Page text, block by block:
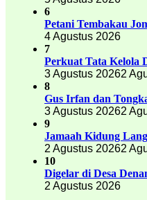
6
Petani Tembakau
4 Agustus 2026
7
Perkuat Tata Kelola
3 Agustus 20262
8
Gus Irfan dan
3 Agustus 20262
9
Jamaah Kidung
2 Agustus 20262
10
Digelar di Desa
2 Agustus 2026